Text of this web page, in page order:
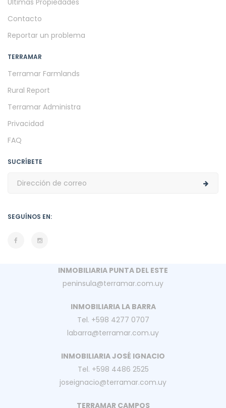
Contacto
Reportar un problema
TERRAMAR
Terramar Farmlands
Rural Report
Terramar Administra
Privacidad
FAQ
SUCRÍBETE
SEGUÍNOS EN:
INMOBILIARIA PUNTA DEL ESTE
peninsula@terramar.com.uy
INMOBILIARIA LA BARRA
Tel. +598 4277 0707
labarra@terramar.com.uy
INMOBILIARIA JOSÉ IGNACIO
Tel. +598 4486 2525
joseignacio@terramar.com.uy
TERRAMAR CAMPOS